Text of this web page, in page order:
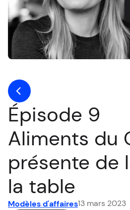
Réalisations
Carrière
Contact
EN
Épisode 9
Aliments du
présente de
la table
Modèles d'affaires13 mars 2023